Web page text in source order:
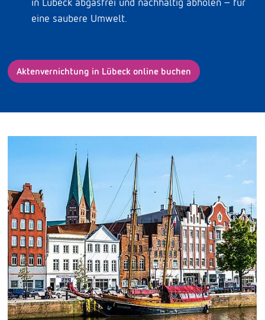
eine saubere Umwelt.
Aktenvernichtung in Lübeck online buchen